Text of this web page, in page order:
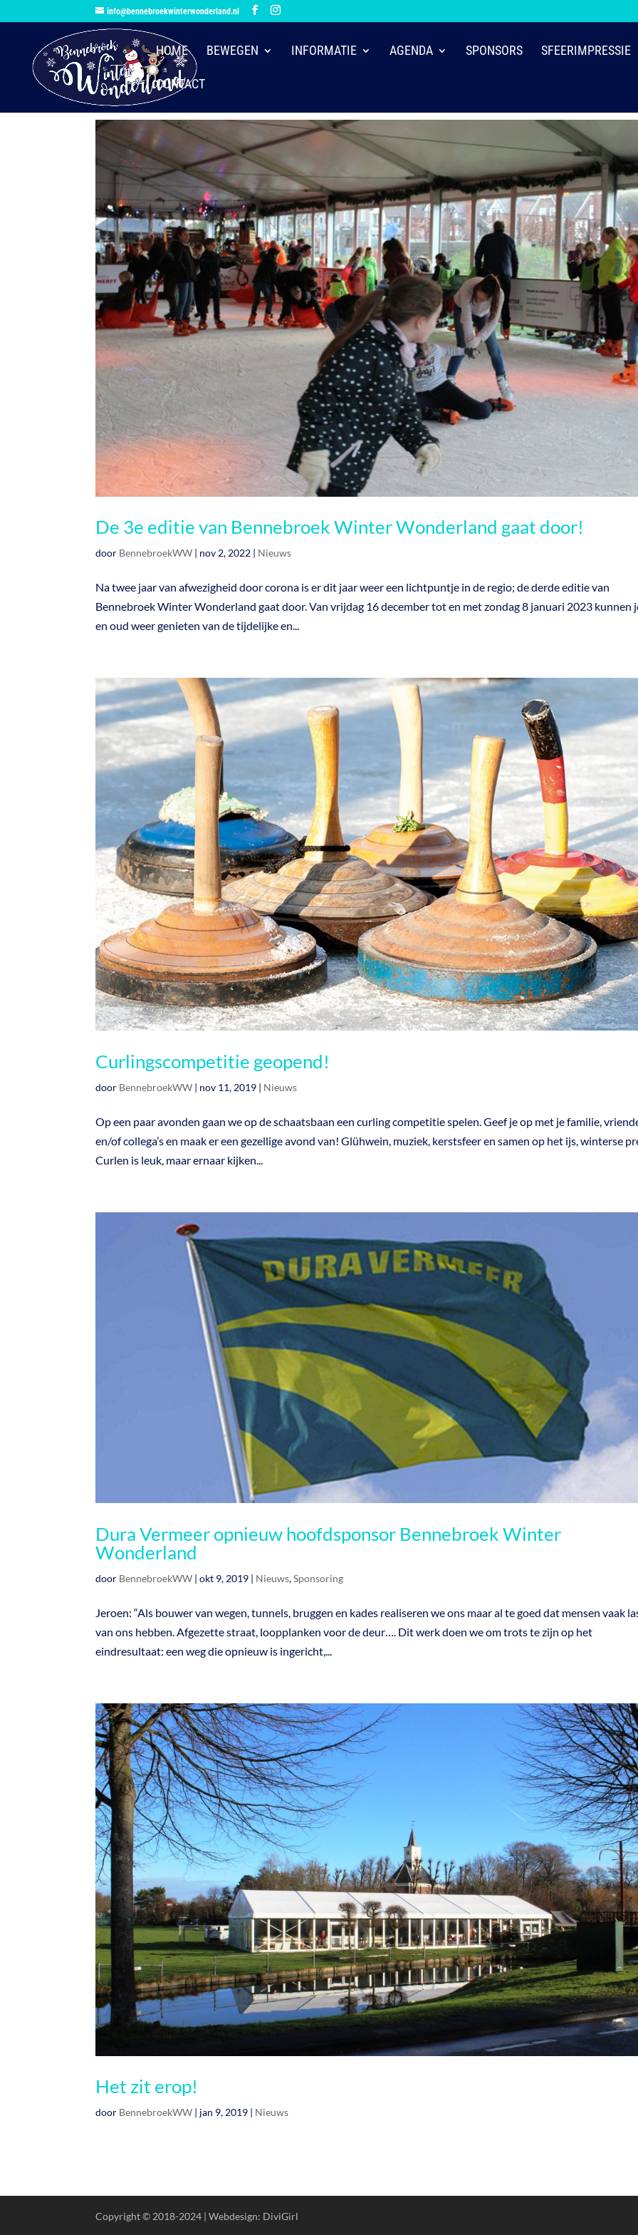
info@bennebroekwinterwonderland.nl
HOME BEWEGEN INFORMATIE AGENDA SPONSORS SFEERIMPRESSIE
CONTACT
De 3e editie van Bennebroek Winter Wonderland gaat door!
door BennebroekWW | nov 2, 2022 | Nieuws
Na twee jaar van afwezigheid door corona is er dit jaar weer een lichtpuntje in de regio; de derde editie van
Bennebroek Winter Wonderland gaat door. Van vrijdag 16 december tot en met zondag 8 januari 2023 kunnen
en oud weer genieten van de tijdelijke en...
Curlingscompetitie geopend!
door BennebroekWW | nov 11, 2019 | Nieuws
Op een paar avonden gaan we op de schaatsbaan een curling competitie spelen. Geef je op met je familie,
en/of collega’s en maak er een gezellige avond van! Glühwein, muziek, kerstsfeer en samen op het ijs, winterse
Curlen is leuk, maar ernaar kijken...
Dura Vermeer opnieuw hoofdsponsor Bennebroek Winter
Wonderland
door BennebroekWW |okt 9, 2019 | Nieuws,Sponsoring
Jeroen: “Als bouwer van wegen, tunnels, bruggen en kades realiseren we ons maar al te goed dat mensen vaak
van ons hebben. Afgezette straat, loopplanken voor de deur…. Dit werk doen we om trots te zijn op het
eindresultaat: een weg die opnieuw is ingericht,...
Het zit erop!
door BennebroekWW | jan 9, 2019 | Nieuws
Copyright © 2018-2024 | Webdesign: DiviGirl